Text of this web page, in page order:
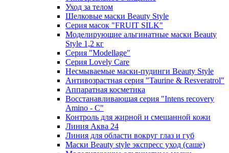
Уход за телом
Шелковые маски Beauty Style
Серия масок "FRUIT SILK"
Моделирующие альгинатные маски Beauty
Style 1,2 кг
Серия "Modellage"
Cерия Lovely Care
Несмываемые маски-пудинги Beauty Style
Антивозрастная серия "Taurine & Resveratrol"
Аппаратная косметика
Восстанавливающая серия "Intens recovery
Amino - C"
Контроль для жирной и смешанной кожи
Линия Аква 24
Линия для области вокруг глаз и губ
Маски Beauty style экспресс уход (саше)